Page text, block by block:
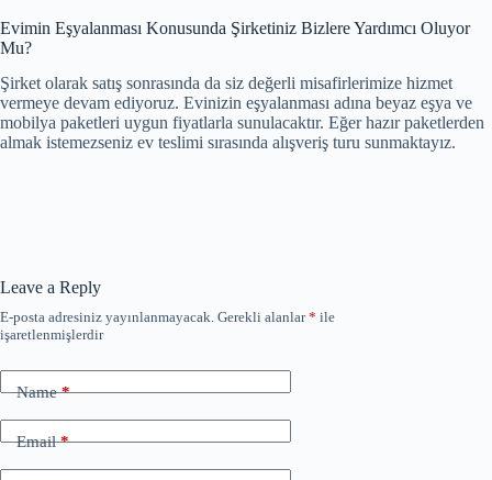
Evimin Eşyalanması Konusunda Şirketiniz Bizlere Yardımcı Oluyor
Mu?
Şirket olarak satış sonrasında da siz değerli misafirlerimize hizmet
vermeye devam ediyoruz. Evinizin eşyalanması adına beyaz eşya ve
mobilya paketleri uygun fiyatlarla sunulacaktır. Eğer hazır paketlerden
almak istemezseniz ev teslimi sırasında alışveriş turu sunmaktayız.
Leave a Reply
E-posta adresiniz yayınlanmayacak. Gerekli alanlar* ile
işaretlenmişlerdir
Name*
Email*